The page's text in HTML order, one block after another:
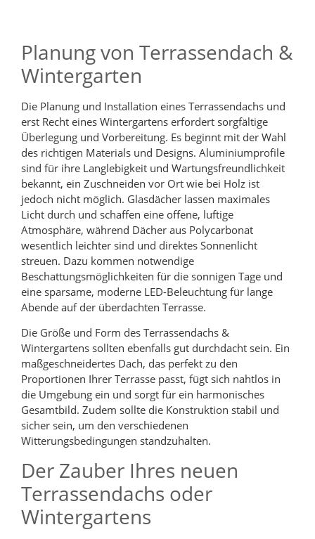
Planung von Terrassendach &
Wintergarten
Die Planung und Installation eines Terrassendachs und
erst Recht eines Wintergartens erfordert sorgfältige
Überlegung und Vorbereitung. Es beginnt mit der Wahl
des richtigen Materials und Designs. Aluminiumprofile
sind für ihre Langlebigkeit und Wartungsfreundlichkeit
bekannt, ein Zuschneiden vor Ort wie bei Holz ist
jedoch nicht möglich. Glasdächer lassen maximales
Licht durch und schaffen eine offene, luftige
Atmosphäre, während Dächer aus Polycarbonat
wesentlich leichter sind und direktes Sonnenlicht
streuen. Dazu kommen notwendige
Beschattungsmöglichkeiten für die sonnigen Tage und
eine sparsame, moderne LED-Beleuchtung für lange
Abende auf der überdachten Terrasse.
Die Größe und Form des Terrassendachs &
Wintergartens sollten ebenfalls gut durchdacht sein. Ein
maßgeschneidertes Dach, das perfekt zu den
Proportionen Ihrer Terrasse passt, fügt sich nahtlos in
die Umgebung ein und sorgt für ein harmonisches
Gesamtbild. Zudem sollte die Konstruktion stabil und
sicher sein, um den verschiedenen
Witterungsbedingungen standzuhalten.
Der Zauber Ihres neuen
Terrassendachs oder
Wintergartens